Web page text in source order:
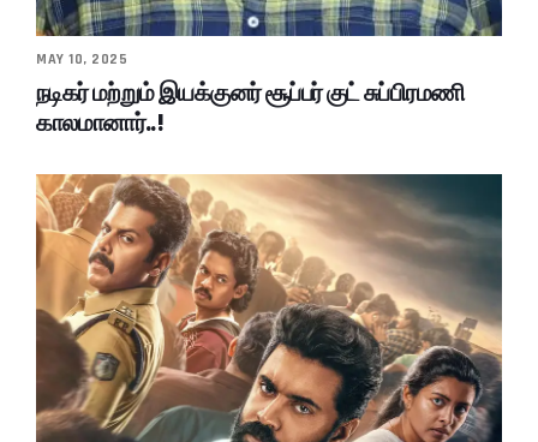
MAY 10, 2025
நடிகர் மற்றும் இயக்குனர் சூப்பர் குட் சுப்பிரமணி
காலமானார்..!